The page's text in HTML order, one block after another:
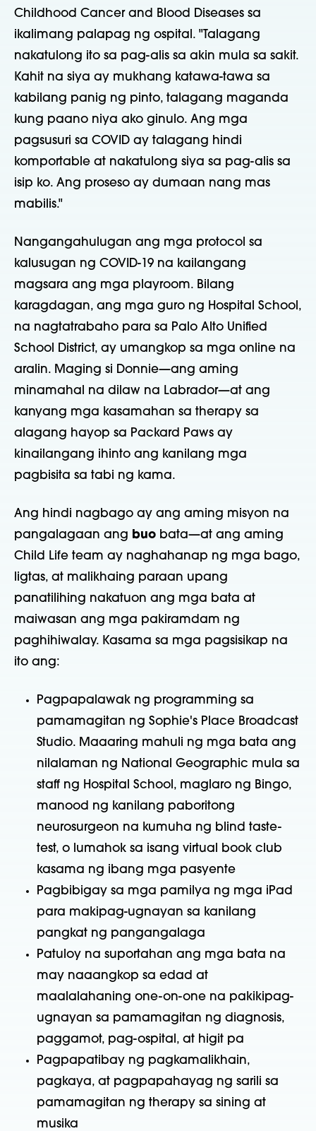
Childhood Cancer and Blood Diseases sa
ikalimang palapag ng ospital. "Talagang
nakatulong ito sa pag-alis sa akin mula sa sakit.
Kahit na siya ay mukhang katawa-tawa sa
kabilang panig ng pinto, talagang maganda
kung paano niya ako ginulo. Ang mga
pagsusuri sa COVID ay talagang hindi
komportable at nakatulong siya sa pag-alis sa
isip ko. Ang proseso ay dumaan nang mas
mabilis."
Nangangahulugan ang mga protocol sa
kalusugan ng COVID-19 na kailangang
magsara ang mga playroom. Bilang
karagdagan, ang mga guro ng Hospital School,
na nagtatrabaho para sa Palo Alto Unified
School District, ay umangkop sa mga online na
aralin. Maging si Donnie—ang aming
minamahal na dilaw na Labrador—at ang
kanyang mga kasamahan sa therapy sa
alagang hayop sa Packard Paws ay
kinailangang ihinto ang kanilang mga
pagbisita sa tabi ng kama.
Ang hindi nagbago ay ang aming misyon na
pangalagaan ang buo bata—at ang aming
Child Life team ay naghahanap ng mga bago,
ligtas, at malikhaing paraan upang
panatilihing nakatuon ang mga bata at
maiwasan ang mga pakiramdam ng
paghihiwalay. Kasama sa mga pagsisikap na
ito ang:
Pagpapalawak ng programming sa
pamamagitan ng Sophie's Place Broadcast
Studio. Maaaring mahuli ng mga bata ang
nilalaman ng National Geographic mula sa
staff ng Hospital School, maglaro ng Bingo,
manood ng kanilang paboritong
neurosurgeon na kumuha ng blind taste-
test, o lumahok sa isang virtual book club
kasama ng ibang mga pasyente
Pagbibigay sa mga pamilya ng mga iPad
para makipag-ugnayan sa kanilang
pangkat ng pangangalaga
Patuloy na suportahan ang mga bata na
may naaangkop sa edad at
maalalahaning one-on-one na pakikipag-
ugnayan sa pamamagitan ng diagnosis,
paggamot, pag-ospital, at higit pa
Pagpapatibay ng pagkamalikhain,
pagkaya, at pagpapahayag ng sarili sa
pamamagitan ng therapy sa sining at
musika